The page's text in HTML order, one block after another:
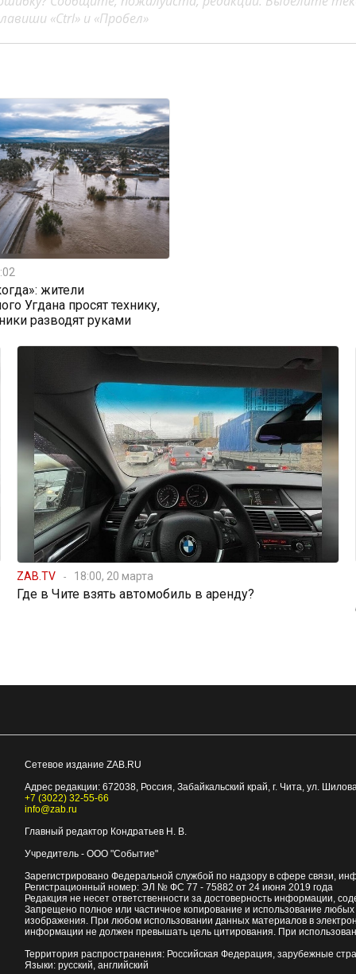
«Ctrl» и «Пробел»
жители
Угдана просят технику,
разводят руками
ZAB.TV 18:00, 20 марта
Где в Чите взять автомобиль в аренду?
Сетевое издание ZAB.RU
Адрес редакции: 672038, Россия, Забайкальский край, г. Чита, ул.
+7 (3022) 32-55-66
info@zab.ru
Главный редактор Кондратьев Н. В.
Учредитель - ООО "Событие"
Зарегистрировано Федеральной службой по надзору в сфере связи,
Регистрационный номер: ЭЛ № ФС 77 - 75882 от 24 июня 2019 года
Редакция не несет ответственности за достоверность информации,
Запрещено полное или частичное копирование и использование
изображения. При любом использовании данных материалов в
информации не должен превышать цель цитирования. При
Территория распространения: Российская Федерация, зарубежные
Языки: русский, английский